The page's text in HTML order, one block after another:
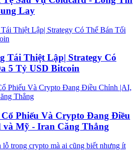
Lay
Tái Thiệt Lập| Strategy Có
5 Tỷ USD Bitcoin
Phiếu Và Crypto Đang Điều
và Mỹ - Iran Căng Thẳng